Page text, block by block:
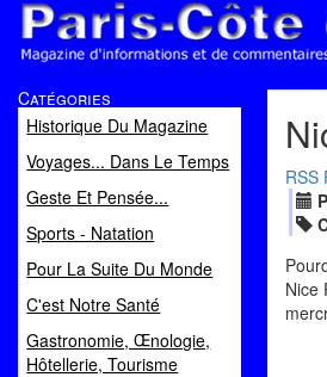
Magazine d'informations et de
Catégories
Historique Du Magazine
Voyages... Dans Le Temps
Geste Et Pensée...
Sports - Natation
Pour La Suite Du Monde
C'est Notre Santé
Gastronomie, Œnologie,
Hôtellerie, Tourisme
RSS
Nice